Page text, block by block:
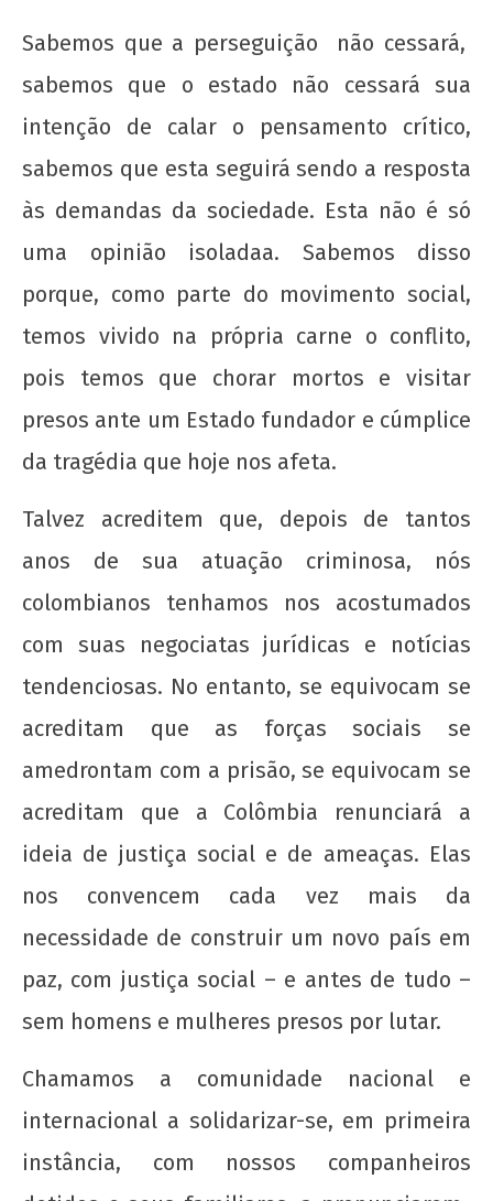
Sabemos que a perseguição não cessará,
sabemos que o estado não cessará sua
intenção de calar o pensamento crítico,
sabemos que esta seguirá sendo a resposta
às demandas da sociedade. Esta não é só
uma opinião isoladaa. Sabemos disso
porque, como parte do movimento social,
temos vivido na própria carne o conflito,
pois temos que chorar mortos e visitar
presos ante um Estado fundador e cúmplice
da tragédia que hoje nos afeta.
Talvez acreditem que, depois de tantos
anos de sua atuação criminosa, nós
colombianos tenhamos nos acostumados
com suas negociatas jurídicas e notícias
tendenciosas. No entanto, se equivocam se
acreditam que as forças sociais se
amedrontam com a prisão, se equivocam se
acreditam que a Colômbia renunciará a
ideia de justiça social e de ameaças. Elas
nos convencem cada vez mais da
necessidade de construir um novo país em
paz, com justiça social – e antes de tudo –
sem homens e mulheres presos por lutar.
Chamamos a comunidade nacional e
internacional a solidarizar-se, em primeira
instância, com nossos companheiros